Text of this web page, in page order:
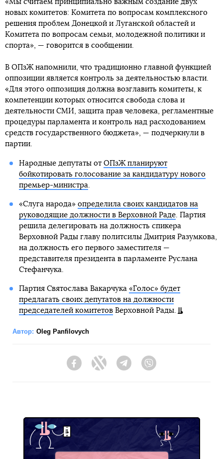
«Мы считаем принципиально важным создание двух
новых комитетов: Комитета по вопросам комплексного
решения проблем Донецкой и Луганской областей и
Комитета по вопросам семьи, молодежной политики и
спорта», — говорится в сообщении.
В ОПзЖ напомнили, что традиционно главной функцией
оппозиции является контроль за деятельностью власти.
«Для этого оппозиция должна возглавить комитеты, к
компетенции которых относится свобода слова и
деятельности СМИ, защита прав человека, регламентные
процедуры парламента и контроль над расходованием
средств государственного бюджета», — подчеркнули в
партии.
Народные депутаты от ОПзЖ планируют
бойкотировать голосование за кандидатуру нового
премьер-министра.
«Слуга народа» определила своих кандидатов на
руководящие должности в Верховной Раде. Партия
решила делегировать на должность спикера
Верховной Рады главу политсилы Дмитрия Разумкова,
на должность его первого заместителя —
представителя президента в парламенте Руслана
Стефанчука.
Партия Святослава Вакарчука «Голос» будет
предлагать своих депутатов на должности
председателей комитетовВерховной Рады.
Автор: Oleg Panfilovych
FacebookTwitter Telegram